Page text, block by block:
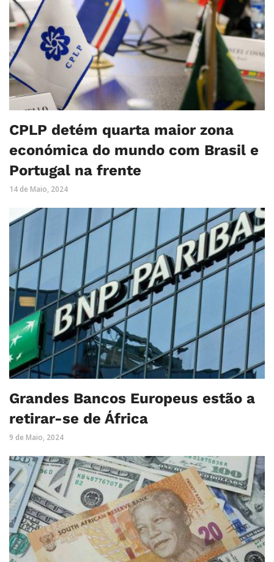
CPLP detém quarta maior zona
económica do mundo com Brasil e
Portugal na frente
14 de Maio, 2024
Grandes Bancos Europeus estão a
retirar-se de África
9 de Maio, 2024